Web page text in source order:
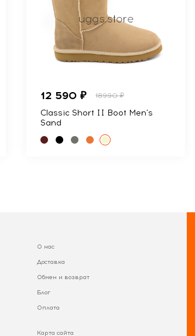
12 590 ₽ 18990 ₽
Classic Short II Boot Men's
Sand
О нас
Доставка
Обмен и возврат
Блог
Оплата
Карта сайта